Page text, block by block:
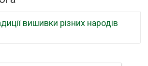
вишивки різних народів